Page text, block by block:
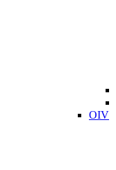
OIV